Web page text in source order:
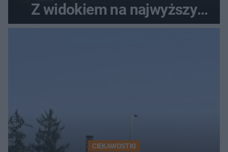
Z widokiem na najwyższy
szczyt Gór Świętokrzyskich
CIEKAWOSTKI